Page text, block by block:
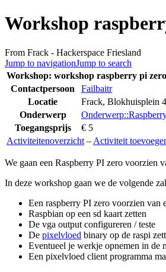
Workshop
From Frack - Hackerspace Friesland
Jump to navigationJump to search
Workshop: workshop raspberry pi
Contactpersoon
Failbaitr
Locatie
Frack, Blokhuisplein
Onderwerp
Toegangsprijs
€ 5
Activiteitenoverzicht – Activiteit
We gaan een Raspberry PI zero voorzien
In deze workshop gaan we de volgende
Een raspberry PI zero voorzien van
Raspbian op een sd kaart zetten
De vga output configureren / teste
De pixelvloed binary op de raspi
Eventueel je werkje opnemen in de
Een pixelvloed client programma